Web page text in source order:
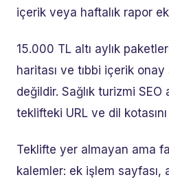
içerik veya haftalık rapor
15.000 TL altı aylık
haritası ve tıbbi içerik
değildir. Sağlık turizmi SEO
teklifteki URL ve dil
Teklifte yer almayan ama
kalemler: ek işlem sayfası,